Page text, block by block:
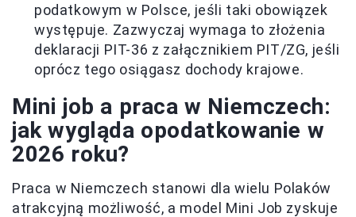
podatkowym w Polsce, jeśli taki obowiązek
występuje. Zazwyczaj wymaga to złożenia
deklaracji PIT-36 z załącznikiem PIT/ZG, jeśli
oprócz tego osiągasz dochody krajowe.
Mini job a praca w Niemczech:
jak wygląda opodatkowanie w
2026 roku?
Praca w Niemczech stanowi dla wielu Polaków
atrakcyjną możliwość, a model Mini Job zyskuje